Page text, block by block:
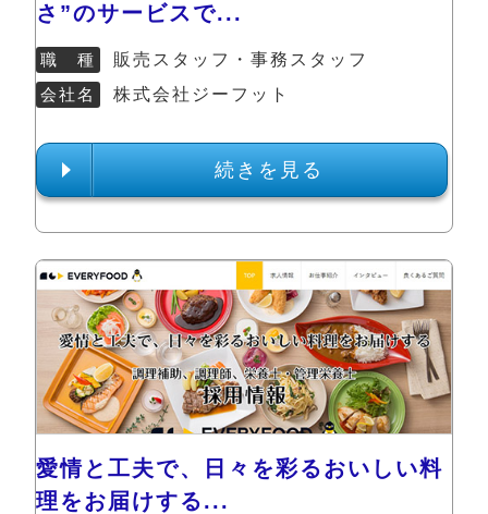
さ”のサービスで...
職 種
販売スタッフ・事務スタッフ
会社名
株式会社ジーフット
続きを見る
愛情と工夫で、日々を彩るおいしい料
理をお届けする...